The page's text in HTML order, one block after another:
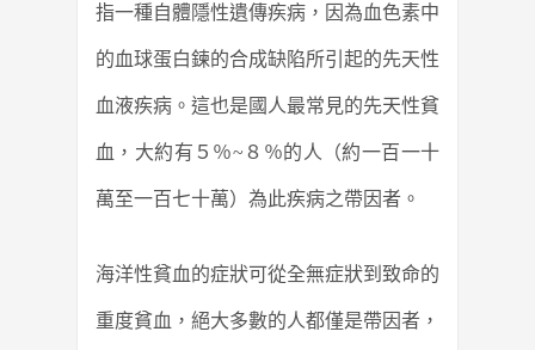
指一種自體隱性遺傳疾病，因為血色素中
的血球蛋白鍊的合成缺陷所引起的先天性
血液疾病。這也是國人最常見的先天性貧
血，大約有５％~８％的人（約一百一十
萬至一百七十萬）為此疾病之帶因者。
海洋性貧血的症狀可從全無症狀到致命的
重度貧血，絕大多數的人都僅是帶因者，